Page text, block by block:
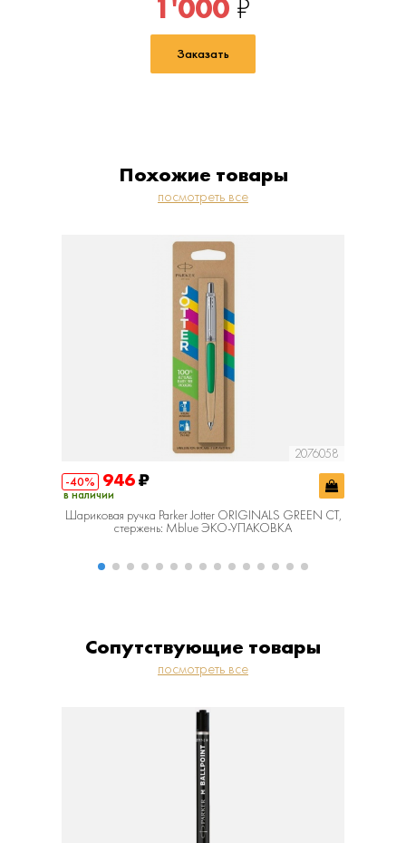
1'000 ₽
Заказать
Похожие товары
посмотреть все
2076058
-40% 946₽
в наличии
Шариковая ручка Parker Jotter ORIGINALS GREEN CT,
стержень: Mblue ЭКО-УПАКОВКА
Сопутствующие товары
посмотреть все